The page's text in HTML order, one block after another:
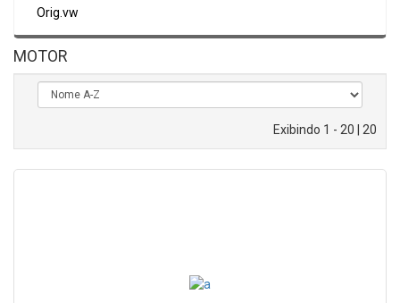
Orig.vw
MOTOR
Exibindo 1 - 20 | 20